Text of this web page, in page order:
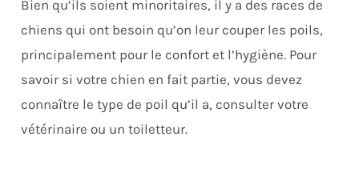
Bien qu’ils soient minoritaires, il y a des races de
chiens qui ont besoin qu’on leur couper les poils,
principalement pour le confort et l’hygiène. Pour
savoir si votre chien en fait partie, vous devez
connaître le type de poil qu’il a, consulter votre
vétérinaire ou un toiletteur.